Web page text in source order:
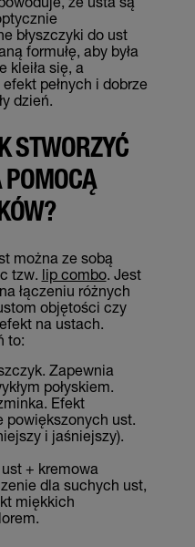
błyszczyki do ust
formułę, aby była
kleiła się, a
pełnych i dobrze
dzień.
STWORZYĆ
można ze sobą
tzw. lip combo. Jest
łączeniu różnych
objętości czy
na ustach.
to:
Zapewnia
połyskiem.
Efekt
powiększonych ust.
i jaśniejszy).
+ kremowa
dla suchych ust,
miękkich